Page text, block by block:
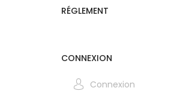
RÉGLEMENT
CONNEXION
Connexion